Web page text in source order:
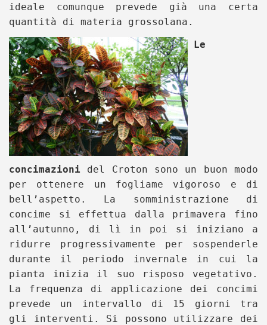
ideale comunque prevede già una certa
quantità di materia grossolana.
Le
concimazioni del Croton sono un buon modo
per ottenere un fogliame vigoroso e di
bell’aspetto. La somministrazione di
concime si effettua dalla primavera fino
all’autunno, di lì in poi si iniziano a
ridurre progressivamente per sospenderle
durante il periodo invernale in cui la
pianta inizia il suo risposo vegetativo.
La frequenza di applicazione dei concimi
prevede un intervallo di 15 giorni tra
gli interventi. Si possono utilizzare dei